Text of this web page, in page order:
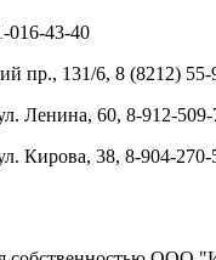
016-43-40
пр., 131/6, 8 (8212) 55-
Ленина, 60, 8-912-509-
Кирова, 38, 8-904-270-